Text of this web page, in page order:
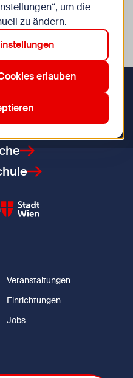
Bereich “Kinder”
19. Döbling
Veranstaltungen
Einrichtungen
Jobs
um die
zu ändern.
erlauben